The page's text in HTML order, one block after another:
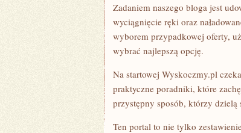
TERAZ
Zadaniem naszego bloga jest
wyciągnięcie ręki oraz
wyborem przypadkowej oferty,
wybrać najlepszą opcję.
Na startowej Wyskoczmy.pl
praktyczne poradniki, które
przystępny sposób, którzy
Ten portal to nie tylko